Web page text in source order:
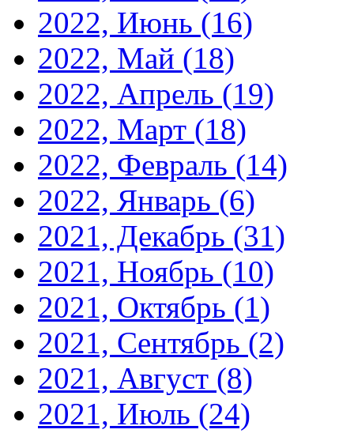
2022, Июнь (16)
2022, Май (18)
2022, Апрель (19)
2022, Март (18)
2022, Февраль (14)
2022, Январь (6)
2021, Декабрь (31)
2021, Ноябрь (10)
2021, Октябрь (1)
2021, Сентябрь (2)
2021, Август (8)
2021, Июль (24)